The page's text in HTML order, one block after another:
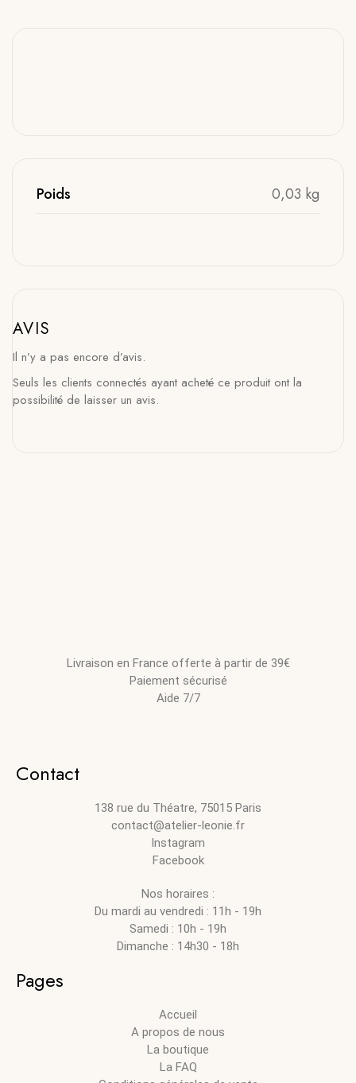
Poids 0,03 kg
AVIS
Il n’y a pas encore d’avis.
Seuls les clients connectés ayant acheté ce produit ont la
possibilité de laisser un avis.
Livraison en France offerte à partir de 39€
Paiement sécurisé
Aide 7/7
Contact
138 rue du Théatre, 75015 Paris
contact@atelier-leonie.fr
Instagram
Facebook
Nos horaires :
Du mardi au vendredi : 11h - 19h
Samedi : 10h - 19h
Dimanche : 14h30 - 18h
Pages
Accueil
A propos de nous
La boutique
La FAQ